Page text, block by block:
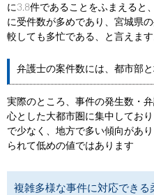
に3.8件であることをふまえると
に受件数が多めであり、宮城県
較しても多忙である、と言えます
弁護士の案件数には、都市部
実際のところ、事件の発生数・
心とした大都市圏に集中してお
で少なく、地方で多い傾向があ
られて低めの値ではあります
複雑多様な事件に対応でき